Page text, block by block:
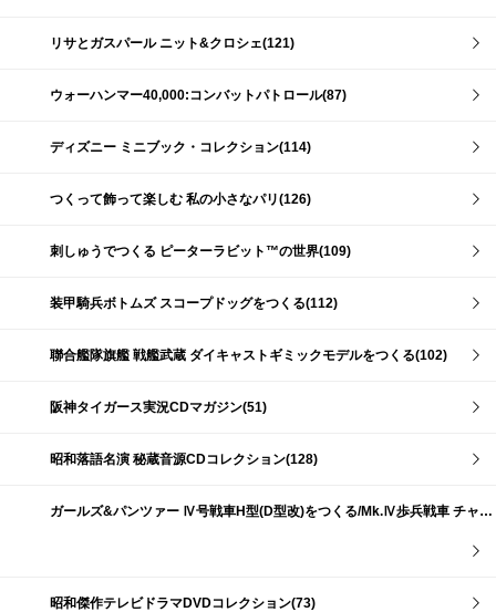
リサとガスパール ニット&クロシェ(121)
ウォーハンマー40,000:コンバットパトロール(87)
ディズニー ミニブック・コレクション(114)
つくって飾って楽しむ 私の小さなパリ(126)
刺しゅうでつくる ピーターラビット™の世界(109)
装甲騎兵ボトムズ スコープドッグをつくる(112)
聯合艦隊旗艦 戦艦武蔵 ダイキャストギミックモデルをつくる(102)
阪神タイガース実況CDマガジン(51)
昭和落語名演 秘蔵音源CDコレクション(128)
ガールズ&パンツァー Ⅳ号戦車H型(D型改)をつくる/Mk.Ⅳ歩兵戦車 チャーチルMk.Ⅶをつくる(191)
昭和傑作テレビドラマDVDコレクション(73)